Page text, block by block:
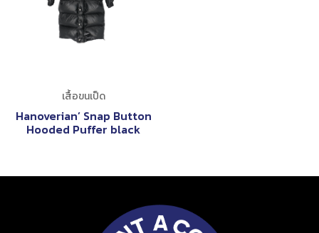
เสื้อขนเป็ด
Hanoverian’ Snap Button
Hooded Puffer black